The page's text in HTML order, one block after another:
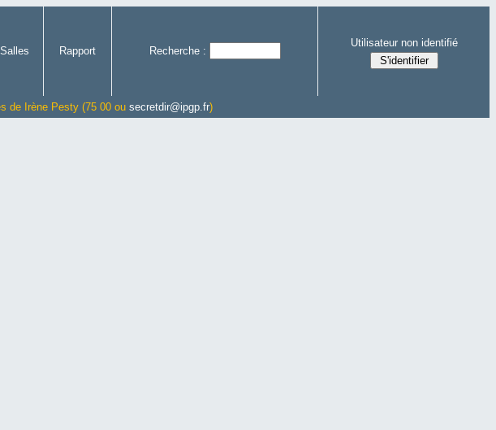
Salles Rapport Recherche :
Utilisateur non identifié
de Irène Pesty (75 00 ou secretdir@ipgp.fr)